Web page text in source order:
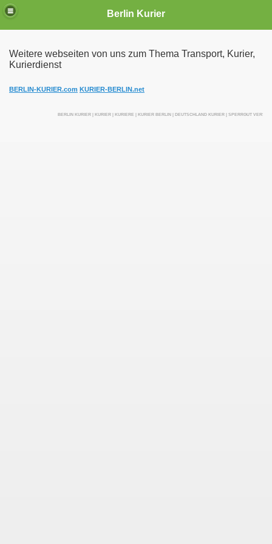
Berlin Kurier
Weitere webseiten von uns zum Thema Transport, Kurier,
Kurierdienst
BERLIN-KURIER.com KURIER-BERLIN.net
BERLIN KURIER | KURIER | KURIERE | KURIER BERLIN | DEUTSCHLAND KURIER | SPERRGUT